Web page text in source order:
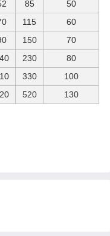
85
50
115
60
150
70
230
80
330
100
520 130